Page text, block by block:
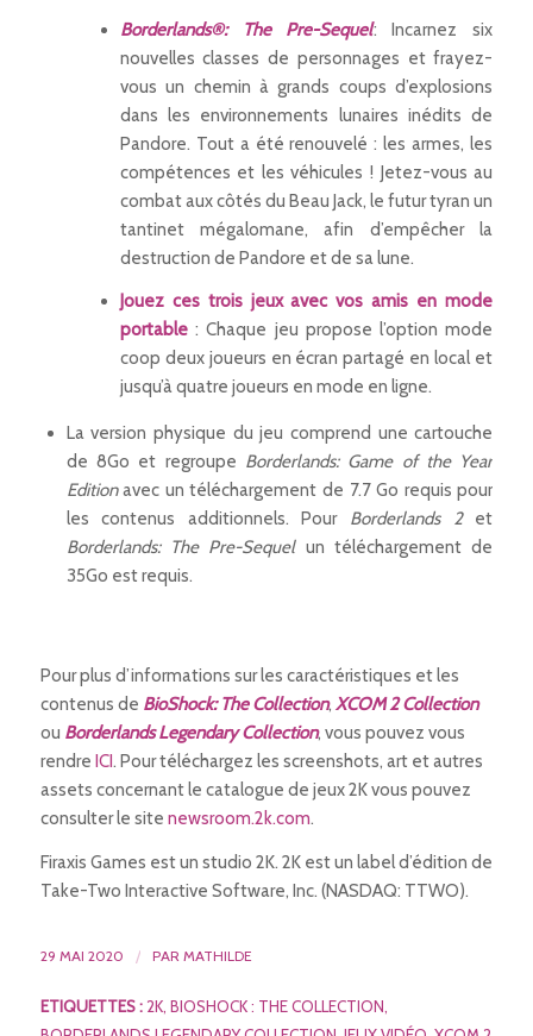
Borderlands®: The Pre-Sequel: Incarnez six
nouvelles classes de personnages et frayez-
vous un chemin à grands coups d’explosions
dans les environnements lunaires inédits de
Pandore. Tout a été renouvelé : les armes, les
compétences et les véhicules ! Jetez-vous au
combat aux côtés du Beau Jack, le futur tyran un
tantinet mégalomane, afin d’empêcher la
destruction de Pandore et de sa lune.
Jouez ces trois jeux avec vos amis en mode
portable : Chaque jeu propose l’option mode
coop deux joueurs en écran partagé en local et
jusqu’à quatre joueurs en mode en ligne.
La version physique du jeu comprend une cartouche
de 8Go et regroupe Borderlands: Game of the Year
Editionavec un téléchargement de 7.7 Go requis pour
les contenus additionnels. Pour Borderlands 2et
Borderlands: The Pre-Sequelun téléchargement de
35Go est requis.
Pour plus d’informations sur les caractéristiques et les
contenus de BioShock: The Collection, XCOM 2 Collection
ou Borderlands Legendary Collection, vous pouvez vous
rendre ICI. Pour téléchargez les screenshots, art et autres
assets concernant le catalogue de jeux 2K vous pouvez
consulter le site newsroom.2k.com.
Firaxis Games est un studio 2K. 2K est un label d’édition de
Take-Two Interactive Software, Inc. (NASDAQ: TTWO).
29 MAI 2020 / PAR MATHILDE
ETIQUETTES : 2K, BIOSHOCK : THE COLLECTION,